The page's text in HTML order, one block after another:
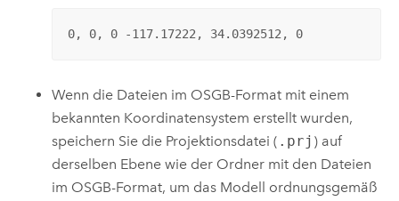
0, 0, 0 -117.17222, 34.0392512, 0
Wenn die Dateien im OSGB-Format mit einem
bekannten Koordinatensystem erstellt wurden,
speichern Sie die Projektionsdatei ( .prj ) auf
derselben Ebene wie der Ordner mit den Dateien
im OSGB-Format, um das Modell ordnungsgemäß